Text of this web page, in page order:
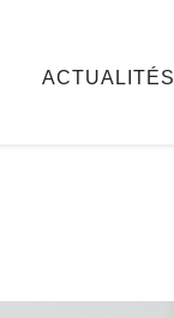
ACTUALITÉS